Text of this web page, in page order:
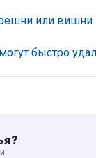
или вишни
быстро